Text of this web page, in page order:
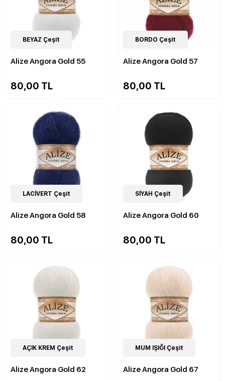
84Çeşit
BEYAZ Çeşit
Alize Angora Gold 55
80,00 TL
84Çeşit
BORDO Çeşit
Alize Angora Gold 57
80,00 TL
84Çeşit
LACİVERT Çeşit
Alize Angora Gold 58
80,00 TL
84Çeşit
SİYAH Çeşit
Alize Angora Gold 60
80,00 TL
84Çeşit
AÇIK KREM Çeşit
Alize Angora Gold 62
84Çeşit
MUM IŞIĞI Çeşit
Alize Angora Gold 67